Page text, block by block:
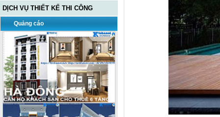
DỊCH VỤ THIẾT KẾ THI CÔNG
Quảng cáo